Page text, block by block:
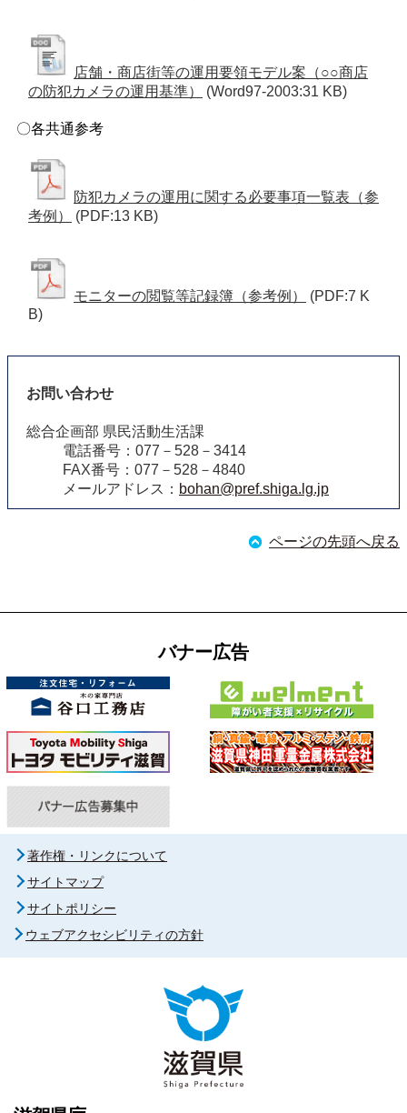
店舗・商店街等の運用要領モデル案（○○商店
の防犯カメラの運用基準）
(Word97-2003:31 KB)
〇各共通参考
防犯カメラの運用に関する必要事項一覧表（参
考例）
(PDF:13 KB)
モニターの閲覧等記録簿（参考例）
(PDF:7 K
B)
お問い合わせ
総合企画部 県民活動生活課
電話番号：077－528－3414
FAX番号：077－528－4840
メールアドレス： bohan@pref.shiga.lg.jp
ページの先頭へ戻る
バナー広告
著作権・リンクについて
サイトマップ
サイトポリシー
ウェブアクセシビリティの方針